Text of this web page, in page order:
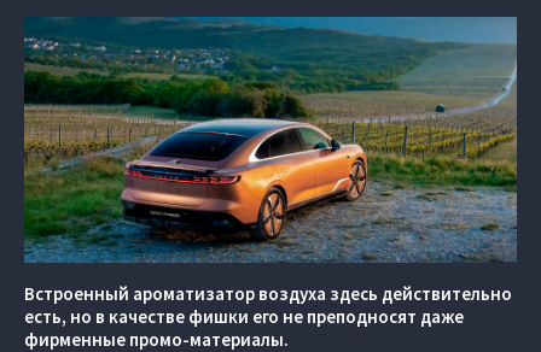
Встроенный ароматизатор воздуха здесь действительно
есть, но в качестве фишки его не преподносят даже
фирменные промо-материалы.